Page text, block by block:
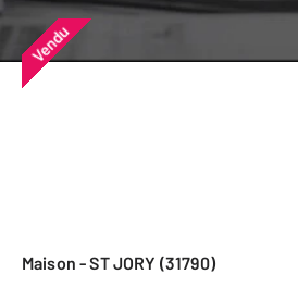
Vendu
Maison - ST JORY (31790)